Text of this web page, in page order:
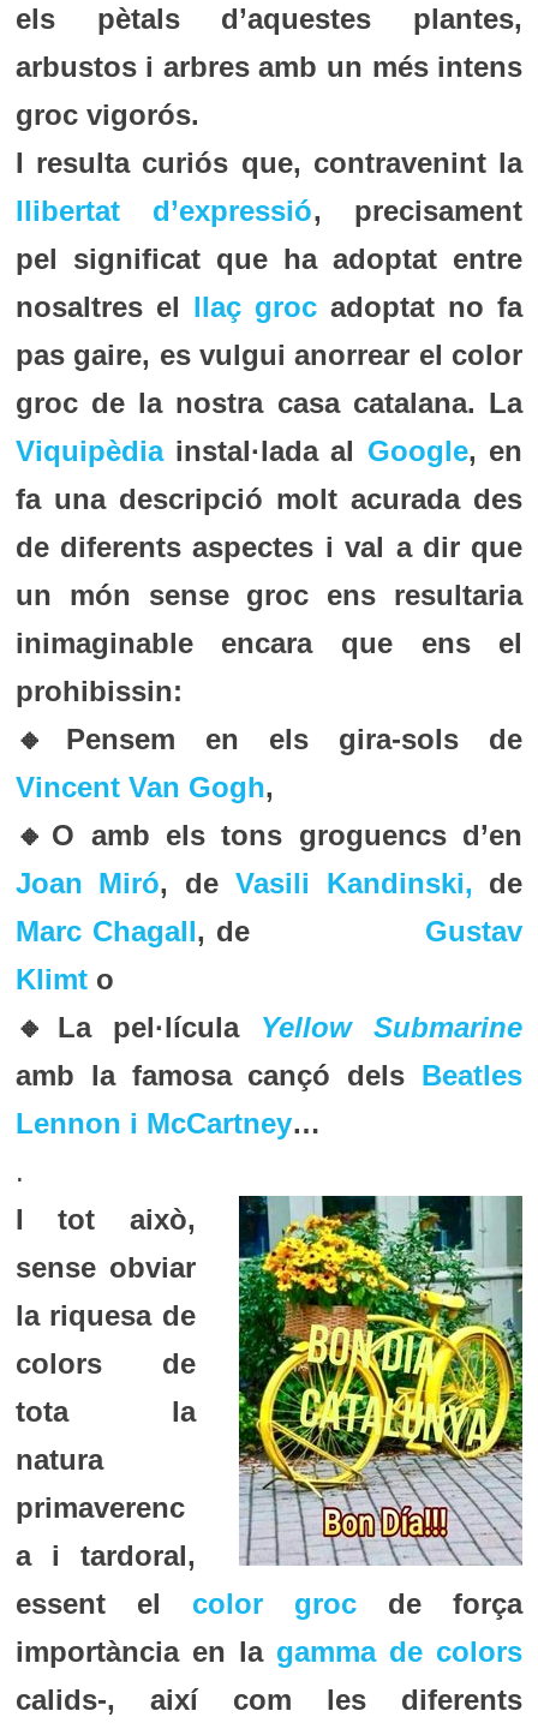
els pètals d’aquestes plantes,
arbustos i arbres amb un més intens
groc vigorós.
️I resulta curiós que, contravenint la
llibertat d’expressió, precisament
pel significat que ha adoptat entre
nosaltres el llaç groc adoptat no fa
pas gaire, es vulgui anorrear el color
groc de la nostra casa catalana. La
Viquipèdiainstal·lada al Google, en
fa una descripció molt acurada des
de diferents aspectes i val a dir que
un món sense groc ens resultaria
inimaginable encara que ens el
prohibissin:
🔸Pensem en els gira-sols de
Vincent Van Gogh,
🔸O amb els tons groguencs d’en
Joan Miró, de Vasili Kandinski, de
Marc Chagall, de Gustav
Klimto
🔸La pel·lícula Yellow Submarine
amb la famosa cançó dels Beatles
Lennon i McCartney…
.
I tot això,
sense obviar
la riquesa de
colors de
tota la
natura
primaverenc
a i tardoral,
essent el color groc de força
importància en la gamma de colors
calids-, així com les diferents